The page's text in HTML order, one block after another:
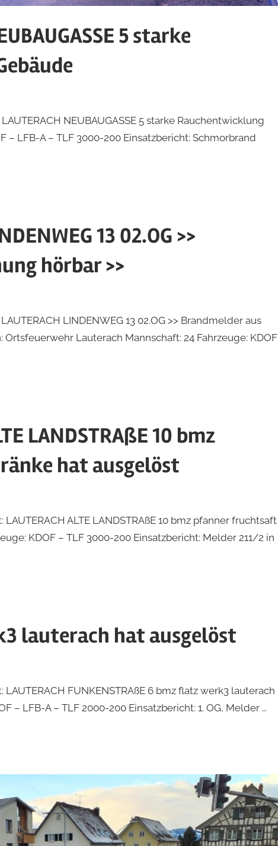
5 starke
NEUBAUGASSE 5 starke Rauchentwicklung
– LFB-A – TLF 3000-200 Einsatzbericht: Schmorbrand
13 02.OG >>
hörbar >>
LINDENWEG 13 02.OG >> Brandmelder aus
Lauterach Mannschaft: 24 Fahrzeuge: KDOF
LANDSTRAßE 10 bmz
hat ausgelöst
LAUTERACH ALTE LANDSTRAßE 10 bmz pfanner fruchtsaft
KDOF – TLF 3000-200 Einsatzbericht: Melder 211/2 in
lauterach hat ausgelöst
LAUTERACH FUNKENSTRAßE 6 bmz flatz werk3 lauterach
– LFB-A – TLF 2000-200 Einsatzbericht: 1. OG, Melder …